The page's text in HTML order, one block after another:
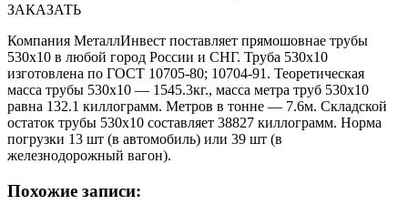
ЗАКАЗАТЬ
Компания МеталлИнвест поставляет прямошовнае трубы
530х10 в любой город России и СНГ. Труба 530х10
изготовлена по ГОСТ 10705-80; 10704-91. Теоретическая
масса трубы 530х10 — 1545.3кг., масса метра труб 530х10
равна 132.1 киллограмм. Метров в тонне — 7.6м. Складской
остаток трубы 530х10 составляет 38827 киллограмм. Норма
погрузки 13 шт (в автомобиль) или 39 шт (в
железнодорожный вагон).
Похожие записи: